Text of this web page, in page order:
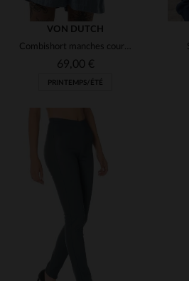
VON DUTCH
Combishort manches courtes effet denim léger
69,00 €
PRINTEMPS/ÉTÉ